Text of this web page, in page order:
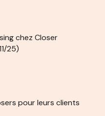
chez Closer
25)
pour leurs clients